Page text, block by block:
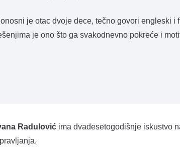
je otac dvoje dece, tečno govori engleski
je ono što ga svakodnevno pokreće i
Radulovićima dvadesetogodišnje iskustvo